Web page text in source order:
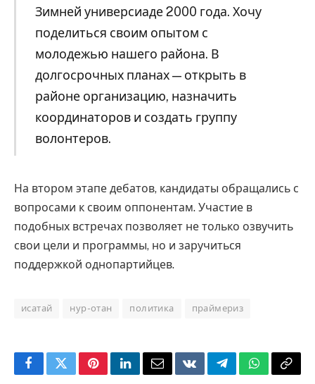
Зимней универсиаде 2000 года. Хочу
поделиться своим опытом с
молодежью нашего района. В
долгосрочных планах — открыть в
районе организацию, назначить
координаторов и создать группу
волонтеров.
На втором этапе дебатов, кандидаты обращались с
вопросами к своим оппонентам. Участие в
подобных встречах позволяет не только озвучить
свои цели и программы, но и заручиться
поддержкой однопартийцев.
исатай нур-отан политика праймериз
FacebookTwitterPinterestLinkedInEmailVKontakteTelegramWhatsApp
Copy